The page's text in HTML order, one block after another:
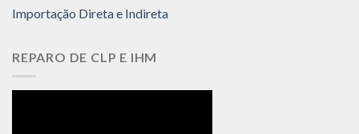
Importação Direta e Indireta
REPARO DE CLP E IHM